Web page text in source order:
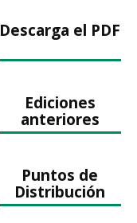
Descarga el PDF
Ediciones
anteriores
Puntos de
Distribución